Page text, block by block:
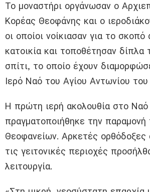
Το μοναστήρι οργάνωσαν ο
Κορέας Θεοφάνης και ο
οι οποίοι νοίκιασαν για το σκοπό
κατοικία και τοποθέτησαν δίπλα
σπίτι, το οποίο έχουν
Ιερό Ναό του Αγίου Αντωνίου
Η πρώτη ιερή ακολουθία στο
πραγματοποιήθηκε την παραμονή
Θεοφανείων. Αρκετές ορθόδοξες
τις γειτονικές περιοχές
λειτουργία.